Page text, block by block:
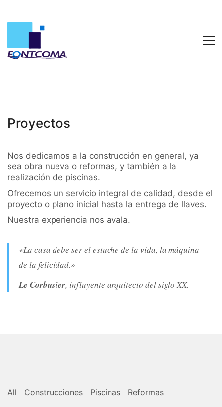
Proyectos
Nos dedicamos a la construcción en general, ya
sea obra nueva o reformas, y también a la
realización de piscinas.
Ofrecemos un servicio integral de calidad, desde el
proyecto o plano inicial hasta la entrega de llaves.
Nuestra experiencia nos avala.
«La casa debe ser el estuche de la vida, la máquina
de la felicidad.»
Le Corbusier, influyente arquitecto del siglo XX.
All Construcciones Piscinas Reformas